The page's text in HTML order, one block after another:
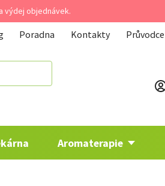
výdej objednávek.
Poradna Kontakty
Aromaterapie